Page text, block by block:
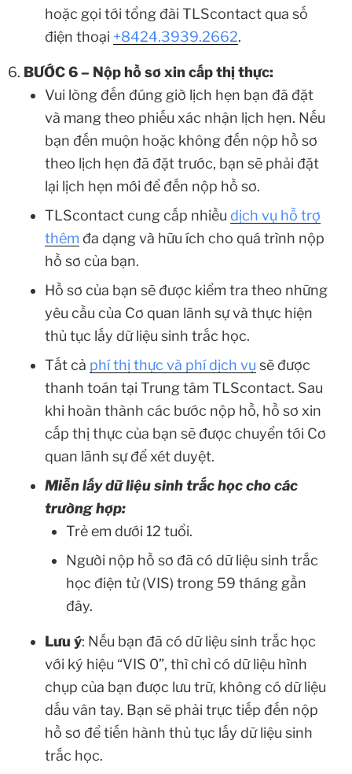
hoặc gọi tới tổng đài TLScontact qua số
điện thoại +8424.3939.2662.
BƯỚC 6 – Nộp hồ sơ xin cấp thị thực:
Vui lòng đến đúng giờ lịch hẹn bạn đã đặt
và mang theo phiếu xác nhận lịch hẹn. Nếu
bạn đến muộn hoặc không đến nộp hồ sơ
theo lịch hẹn đã đặt trước, bạn sẽ phải đặt
lại lịch hẹn mới để đến nộp hồ sơ.
TLScontact cung cấp nhiều dịch vụ hỗ trợ
thêm đa dạng và hữu ích cho quá trình nộp
hồ sơ của bạn.
Hồ sơ của bạn sẽ được kiểm tra theo những
yêu cầu của Cơ quan lãnh sự và thực hiện
thủ tục lấy dữ liệu sinh trắc học.
Tất cả phí thị thực và phí dịch vụ sẽ được
thanh toán tại Trung tâm TLScontact. Sau
khi hoàn thành các bước nộp hồ, hồ sơ xin
cấp thị thực của bạn sẽ được chuyển tới Cơ
quan lãnh sự để xét duyệt.
Miễn lấy dữ liệu sinh trắc học cho các
trường hợp:
Trẻ em dưới 12 tuổi.
Người nộp hồ sơ đã có dữ liệu sinh trắc
học điện tử (VIS) trong 59 tháng gần
đây.
Lưu ý: Nếu bạn đã có dữ liệu sinh trắc học
với ký hiệu “VIS 0”, thì chỉ có dữ liệu hình
chụp của bạn được lưu trữ, không có dữ liệu
dấu vân tay. Bạn sẽ phải trực tiếp đến nộp
hồ sơ để tiến hành thủ tục lấy dữ liệu sinh
trắc học.